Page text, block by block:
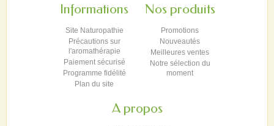
Informations
Site Naturopathie
Précautions sur
l'aromathérapie
Paiement sécurisé
Programme fidélité
Plan du site
Nos produits
Promotions
Nouveautés
Meilleures ventes
Notre sélection du
moment
A propos